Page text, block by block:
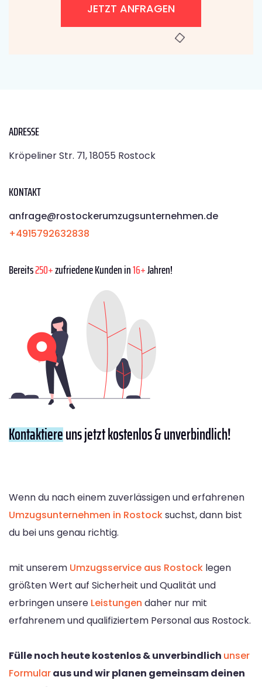
JETZT ANFRAGEN
ADRESSE
Kröpeliner Str. 71, 18055 Rostock
KONTAKT
anfrage@rostockerumzugsunternehmen.de
+4915792632838
Bereits250+zufriedene Kunden in16+Jahren!
Kontaktiereuns jetzt kostenlos & unverbindlich!
Wenn du nach einem zuverlässigen und erfahrenen
Umzugsunternehmen in Rostocksuchst, dann bist
du bei uns genau richtig.
mit unserem Umzugsservice aus Rostock legen
größten Wert auf Sicherheit und Qualität und
erbringen unsere Leistungen daher nur mit
erfahrenem und qualifiziertem Personal aus Rostock.
Fülle noch heute kostenlos & unverbindlich unser
Formularaus und wir planen gemeinsam deinen